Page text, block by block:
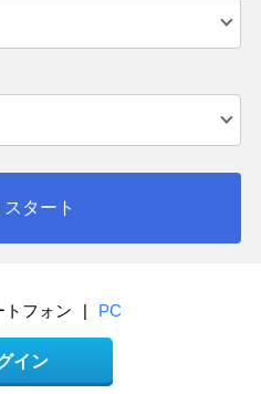
スタート
トフォン | PC
イン